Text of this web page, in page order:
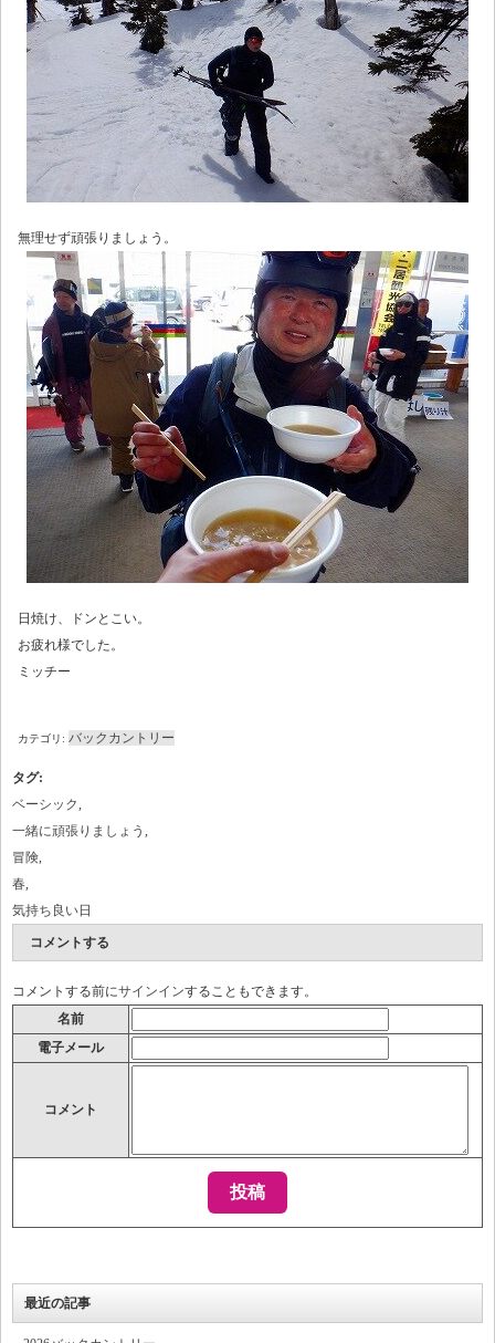
無理せず頑張りましょう。
日焼け、ドンとこい。
お疲れ様でした。
ミッチー
カテゴリ: バックカントリー
タグ:
ベーシック
一緒に頑張りましょう
冒険
春
気持ち良い日
コメントする
コメントする前にサインインすることもできます。
名前
電子メール
コメント
最近の記事